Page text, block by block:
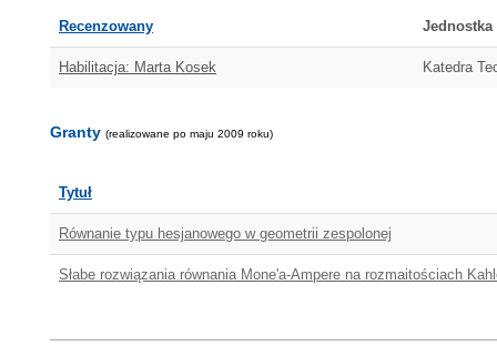
Recenzowany Jednostka
Habilitacja: Marta Kosek Katedra
Granty (realizowane po maju 2009 roku)
Tytuł
Równanie typu hesjanowego w geometrii zespolonej
Słabe rozwiązania równania Mone'a-Ampere na rozmaitościach